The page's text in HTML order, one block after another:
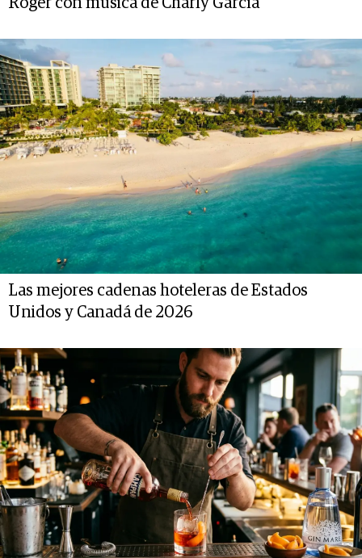
Las mejores cadenas hoteleras de Estados
Unidos y Canadá de 2026